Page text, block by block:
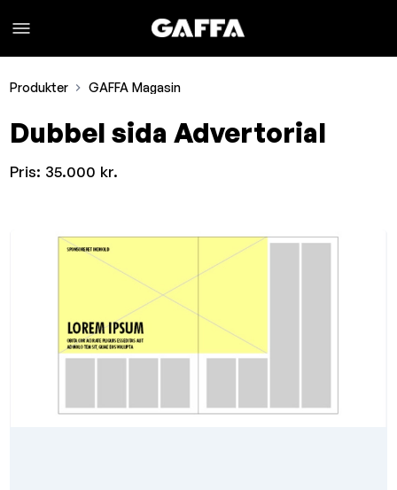
Produkter GAFFA Magasin
Dubbel sida Advertorial
Pris: 35.000 kr.